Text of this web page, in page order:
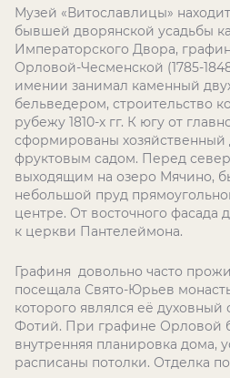
Музей «Витославлицы»
бывшей дворянской усадьбы
Императорского Двора,
Орловой-Чесменской (1785-
имении занимал каменный
бельведером, строительство
рубежу 1810-х гг. К югу от
сформированы
фруктовым садом. Перед
выходящим на озеро Мячино,
небольшой пруд
центре. От восточного фасада
к церкви Пантелеймона.
Графиня довольно часто
посещала Свято-Юрьев
которого являлся её
Фотий. При графине Орловой
внутренняя планировка дома,
расписаны потолки. Отделка